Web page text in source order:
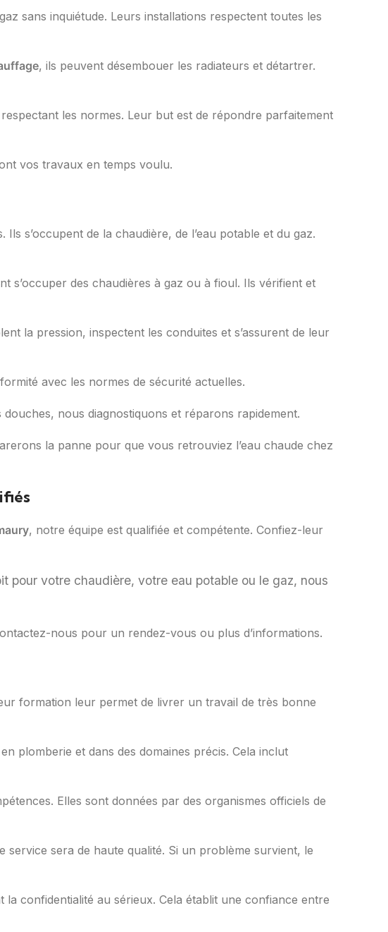
sans inquiétude. Leurs installations respectent toutes les
, ils peuvent désembouer les radiateurs et détartrer.
les normes. Leur but est de répondre parfaitement
vos travaux en temps voulu.
s’occupent de la chaudière, de l’eau potable et du gaz.
s’occuper des chaudières à gaz ou à fioul. Ils vérifient et
la pression, inspectent les conduites et s’assurent de leur
avec les normes de sécurité actuelles.
nous diagnostiquons et réparons rapidement.
la panne pour que vous retrouviez l’eau chaude chez
, notre équipe est qualifiée et compétente. Confiez-leur
pour votre chaudière, votre eau potable ou le gaz, nous
nous pour un rendez-vous ou plus d’informations.
formation leur permet de livrer un travail de très bonne
en plomberie et dans des domaines précis. Cela inclut
Elles sont données par des organismes officiels de
service sera de haute qualité. Si un problème survient, le
confidentialité au sérieux. Cela établit une confiance entre